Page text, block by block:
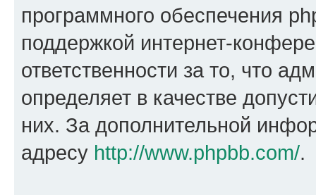
программного обеспечения
поддержкой интернет-
ответственности за то, что
определяет в качестве
них. За дополнительной
адресу http://www.phpbb.com/.